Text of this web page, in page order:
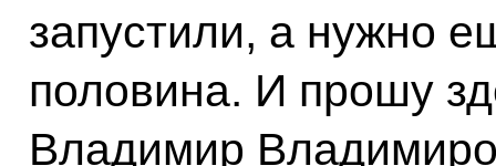
запустили, а нужно
половина. И прошу
Владимир